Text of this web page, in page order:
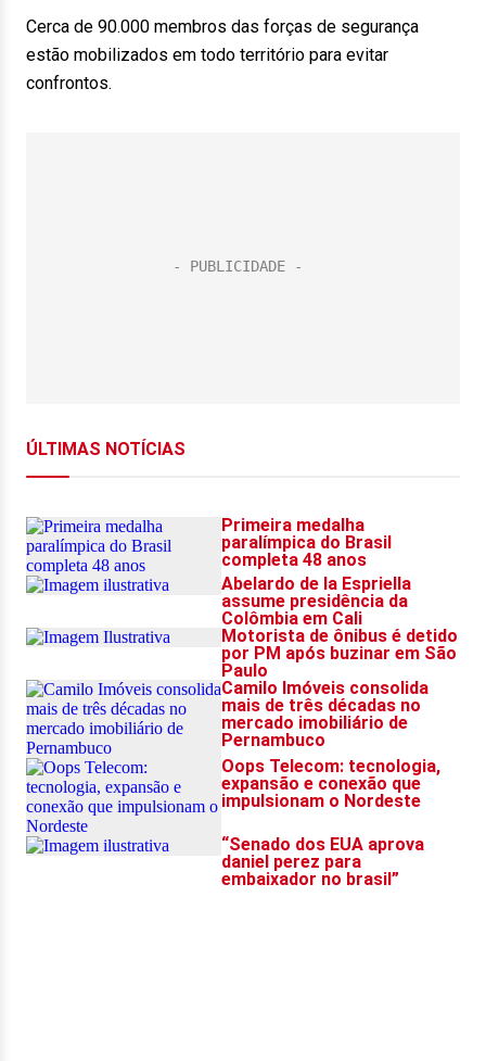
Cerca de 90.000 membros das forças de segurança
estão mobilizados em todo território para evitar
confrontos.